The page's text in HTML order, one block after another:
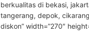
berkualitas di bekasi,
tangerang, depok,
diskon” width=”270″